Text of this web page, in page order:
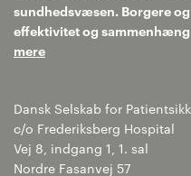
sundhedsvæsen. Borgere
effektivitet og
mere
Dansk Selskab for
c/o Frederiksberg Hospital
Vej 8, indgang 1, 1. sal
Nordre Fasanvej 57